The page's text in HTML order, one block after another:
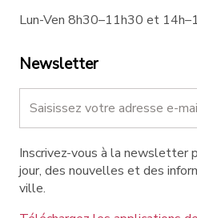
Lun-Ven 8h30–11h30 et
Newsletter
Inscrivez-vous à la newsletter
jour, des nouvelles et des
ville.